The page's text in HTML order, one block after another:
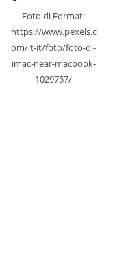
Foto di Format:
https://www.pexels.c
om/it-it/foto/foto-di-
imac-near-macbook-
1029757/